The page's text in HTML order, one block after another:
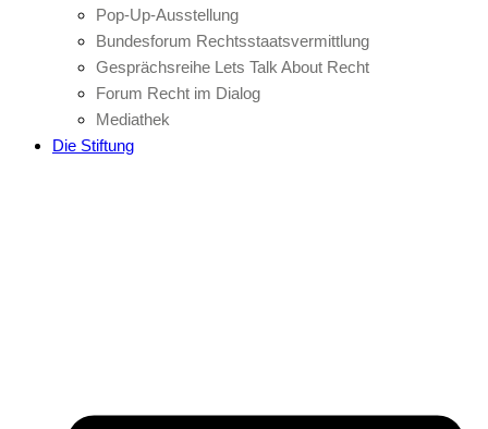
Pop-Up-Ausstellung
Bundesforum Rechtsstaatsvermittlung
Gesprächsreihe Lets Talk About Recht
Forum Recht im Dialog
Mediathek
Die Stiftung